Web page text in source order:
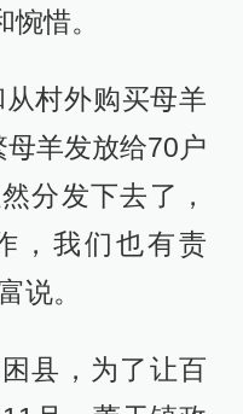
惜。
村外购买母羊
羊发放给70户
分发下去了，
，我们也有责
说。
县，为了让百